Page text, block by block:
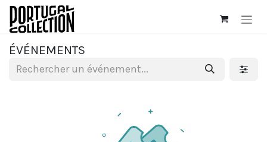
Se rendre au contenu
ÉVÉNEMENTS